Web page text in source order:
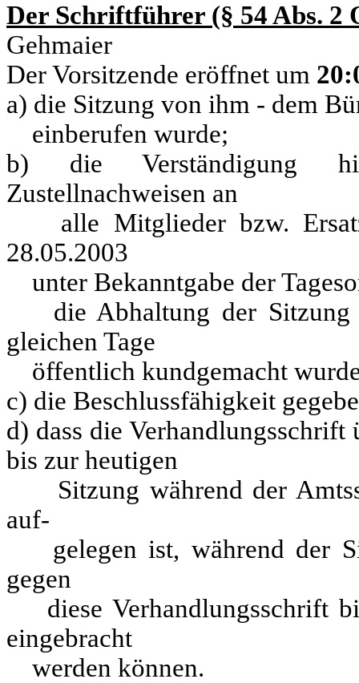
Der Schriftführer (§ 54 Abs. 2
Gehmaier
Der Vorsitzende eröffnet um
a) die Sitzung von ihm - dem
einberufen wurde;
b) die Verständigung
Zustellnachweisen an
alle Mitglieder bzw.
28.05.2003
unter Bekanntgabe der
die Abhaltung der Sitzung
gleichen Tage
öffentlich kundgemacht
c) die Beschlussfähigkeit
d) dass die
bis zur heutigen
Sitzung während der
auf-
gelegen ist, während der
gegen
diese Verhandlungsschrift
eingebracht
werden können.